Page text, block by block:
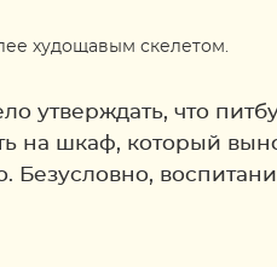
худощавым скелетом.
утверждать, что
на шкаф, который
Безусловно,